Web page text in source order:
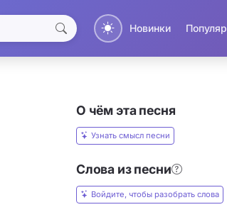
Новинки
О чём эта песня
Узнать смысл песни
Слова из песни
Войдите, чтобы разобрать слова